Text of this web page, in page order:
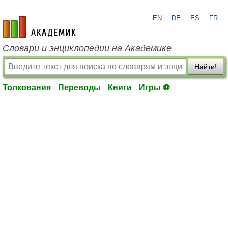
academic.ru
EN DE ES FR
Словари и энциклопедии на Академике
Найти!
Толкования Переводы Книги Игры ⚽